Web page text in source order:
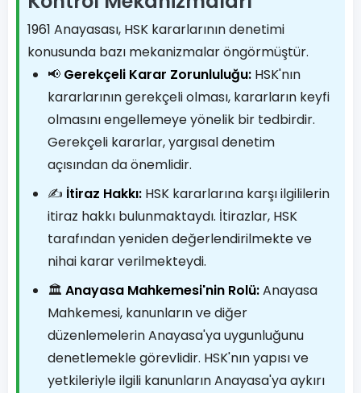
1961 Anayasası, HSK kararlarının denetimi
konusunda bazı mekanizmalar öngörmüştür.
📢 Gerekçeli Karar Zorunluluğu: HSK'nın
kararlarının gerekçeli olması, kararların keyfi
olmasını engellemeye yönelik bir tedbirdir.
Gerekçeli kararlar, yargısal denetim
açısından da önemlidir.
✍️ İtiraz Hakkı: HSK kararlarına karşı ilgililerin
itiraz hakkı bulunmaktaydı. İtirazlar, HSK
tarafından yeniden değerlendirilmekte ve
nihai karar verilmekteydi.
🏛️ Anayasa Mahkemesi'nin Rolü:Anayasa
Mahkemesi, kanunların ve diğer
düzenlemelerin Anayasa'ya uygunluğunu
denetlemekle görevlidir. HSK'nın yapısı ve
yetkileriyle ilgili kanunların Anayasa'ya aykırı